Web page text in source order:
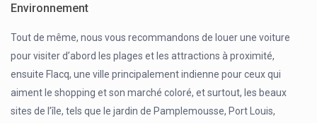
Environnement
Tout de même, nous vous recommandons de louer une voiture
pour visiter d’abord les plages et les attractions à proximité,
ensuite Flacq, une ville principalement indienne pour ceux qui
aiment le shopping et son marché coloré, et surtout, les beaux
sites de l’île, tels que le jardin de Pamplemousse, Port Louis,